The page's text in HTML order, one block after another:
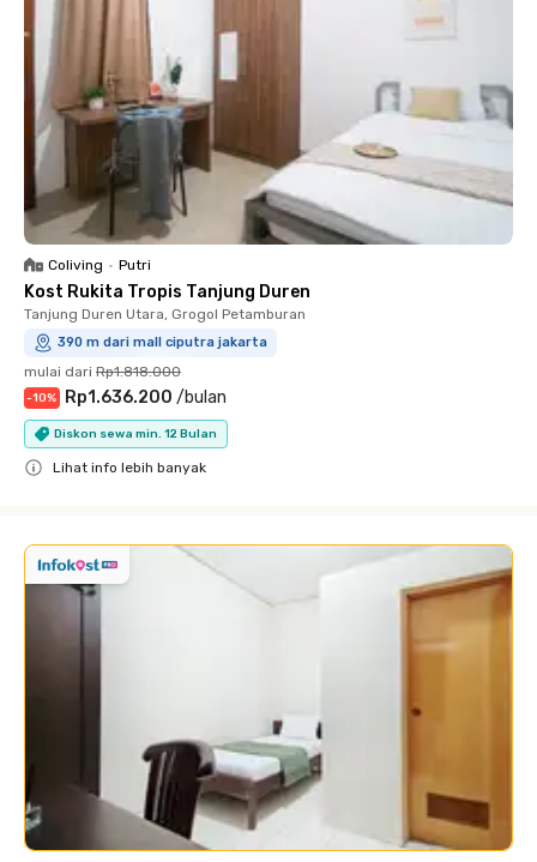
Coliving • Putri
Kost Rukita Tropis Tanjung Duren
Tanjung Duren Utara, Grogol Petamburan
390 m dari mall ciputra jakarta
mulai dari Rp1.818.000
-10% Rp1.636.200 /bulan
Diskon sewa min. 12 Bulan
Lihat info lebih banyak